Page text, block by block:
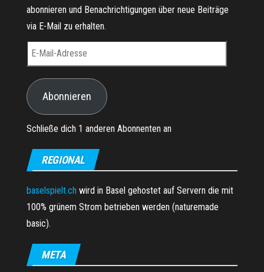
abonnieren und Benachrichtigungen über neue Beiträge
via E-Mail zu erhalten.
E-Mail-Adresse
Abonnieren
Schließe dich 1 anderen Abonnenten an
REGIONAL
baselspielt.ch wird in Basel gehostet auf Servern die mit
100% grünem Strom betrieben werden (naturemade
basic).
META